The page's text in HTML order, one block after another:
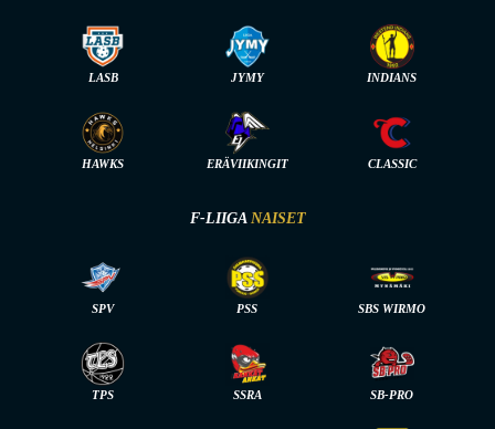
LASB JYMY INDIANS
HAWKS ERÄVIIKINGIT CLASSIC
F-LIIGA NAISET
SPV PSS SBS WIRMO
TPS SSRA SB-PRO